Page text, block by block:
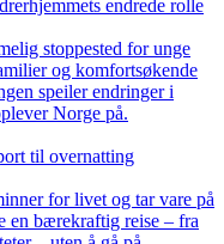
endrede rolle
stoppested for unge
og komfortsøkende
speiler endringer i
Norge på.
til overnatting
for livet og tar vare på
en bærekraftig reise – fra